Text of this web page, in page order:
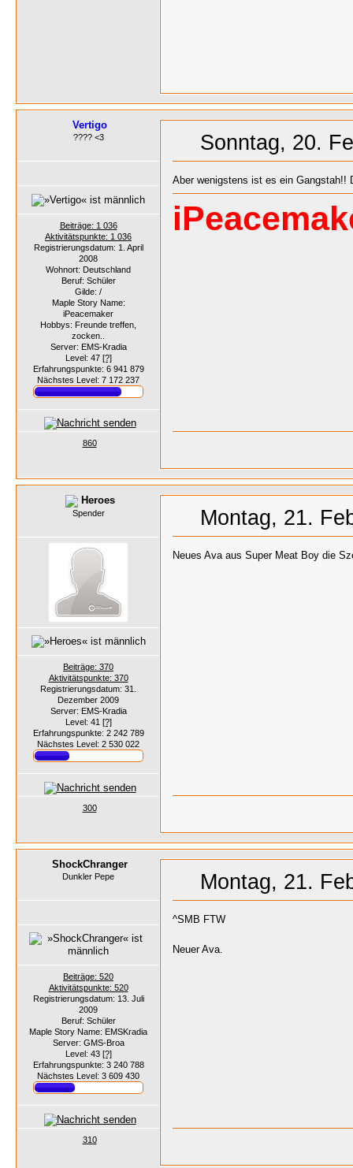
Vertigo
???? <3
Beiträge: 1 036
Aktivitätspunkte: 1 036
Registrierungsdatum: 1. April
2008
Wohnort: Deutschland
Beruf: Schüler
Gilde: /
Maple Story Name:
iPeacemaker
Hobbys: Freunde treffen,
zocken..
Server: EMS-Kradia
Level: 47 [?]
Erfahrungspunkte: 6 941 879
Nächstes Level: 7 172 237
860
Sonntag, 20.
Aber wenigstens ist es ein Gangstah!!
Heroes
Spender
Beiträge: 370
Aktivitätspunkte: 370
Registrierungsdatum: 31.
Dezember 2009
Server: EMS-Kradia
Level: 41 [?]
Erfahrungspunkte: 2 242 789
Nächstes Level: 2 530 022
300
Montag, 21.
Neues Ava aus Super Meat Boy die
ShockChranger
Dunkler Pepe
Beiträge: 520
Aktivitätspunkte: 520
Registrierungsdatum: 13. Juli
2009
Beruf: Schüler
Maple Story Name: EMSKradia
Server: GMS-Broa
Level: 43 [?]
Erfahrungspunkte: 3 240 788
Nächstes Level: 3 609 430
310
Montag, 21.
^SMB FTW
Neuer Ava.